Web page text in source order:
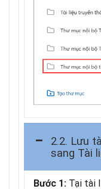
2.2. Lưu
sang Tài
Bước 1: Tại tài